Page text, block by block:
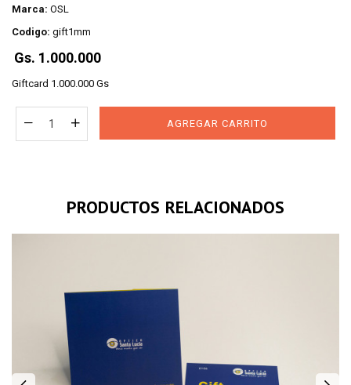
Marca: OSL
Codigo: gift1mm
Regular
Gs. 1.000.000
Giftcard 1.000.000 Gs
AGREGAR CARRITO
PRODUCTOS RELACIONADOS